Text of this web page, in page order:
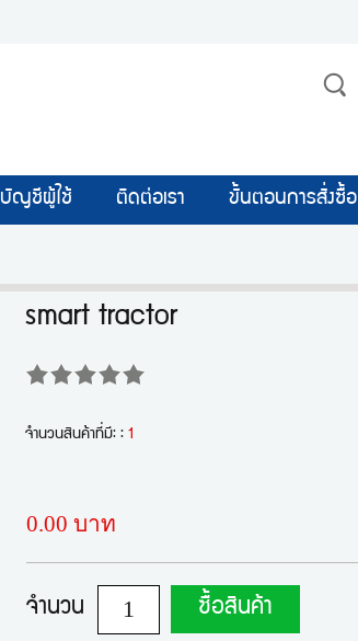
บัญชีผู้ใช้ ติดต่อเรา ขั้นตอนการสั่งซื้อ
smart tractor
จำนวนสินค้าที่มี: :1
0.00 บาท
จำนวน ซื้อสินค้า